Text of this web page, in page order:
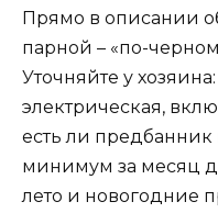
Прямо в описании
парной – «по-
Уточняйте у
электрическая,
есть ли
минимум за месяц
лето и новогодние